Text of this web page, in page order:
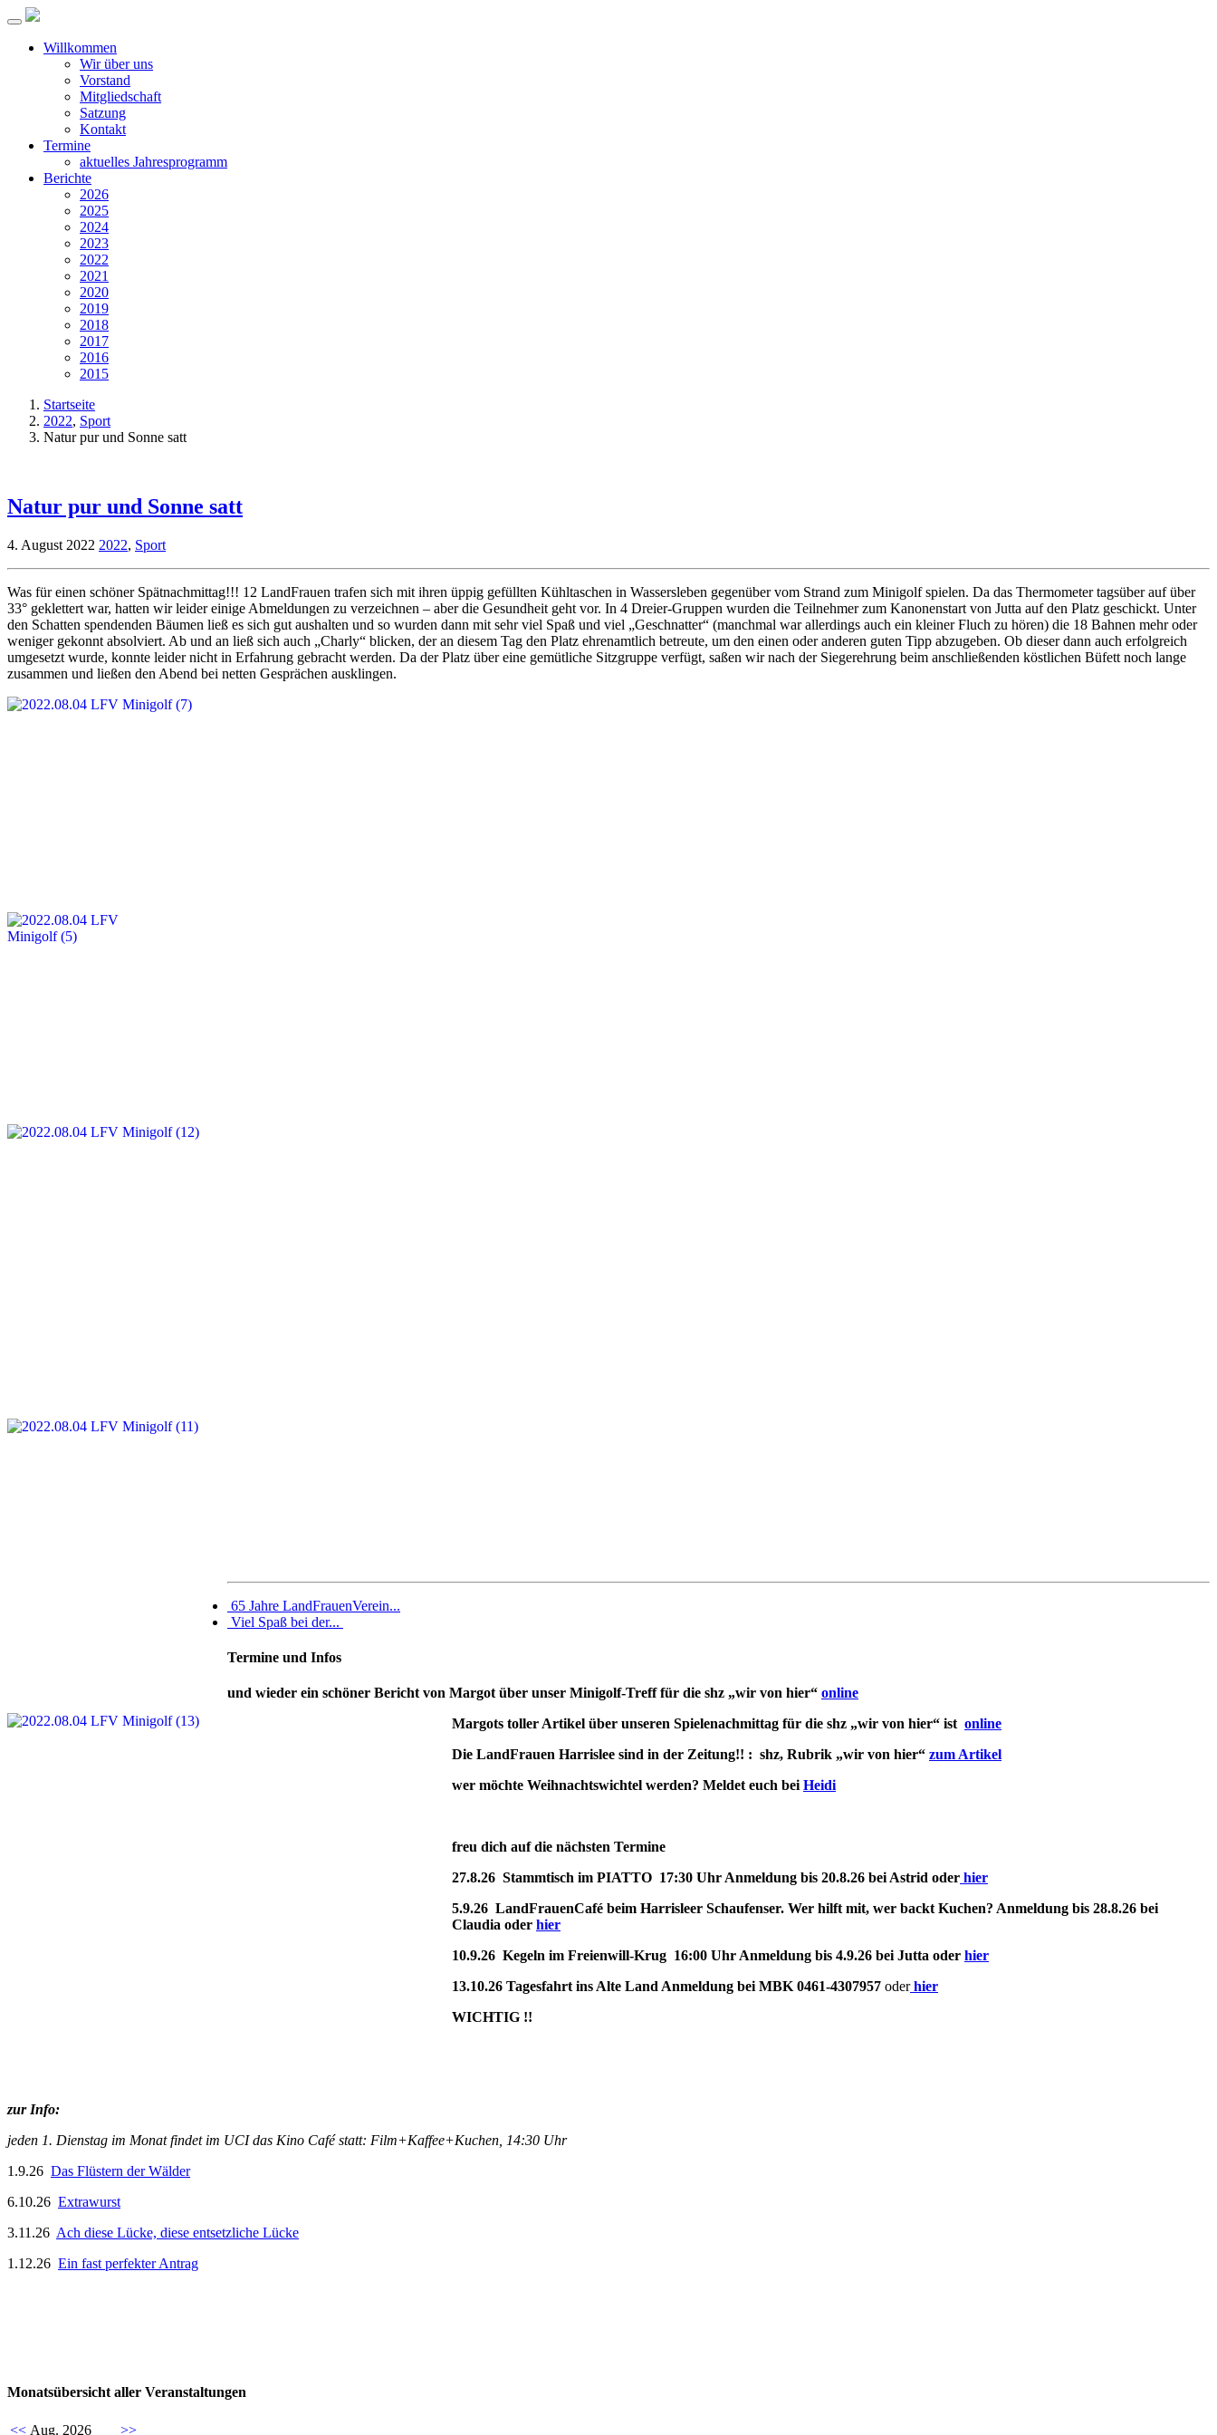
Willkommen
Wir über uns
Vorstand
Mitgliedschaft
Satzung
Kontakt
Termine
aktuelles Jahresprogramm
Berichte
2026
2025
2024
2023
2022
2021
2020
2019
2018
2017
2016
2015
Startseite
2022, Sport
Natur pur und Sonne satt
Natur pur und Sonne satt
4. August 2022 2022, Sport
Was für einen schöner Spätnachmittag!!! 12 LandFrauen trafen sich mit ihren üppig gefüllten Kühltaschen in Wassersleben gegenüber vom Strand zum Minigolf spielen. Da das Thermometer tagsüber auf über
33° geklettert war, hatten wir leider einige Abmeldungen zu verzeichnen – aber die Gesundheit geht vor. In 4 Dreier-Gruppen wurden die Teilnehmer zum Kanonenstart von Jutta auf den Platz geschickt. Unter
den Schatten spendenden Bäumen ließ es sich gut aushalten und so wurden dann mit sehr viel Spaß und viel „Geschnatter“ (manchmal war allerdings auch ein kleiner Fluch zu hören) die 18 Bahnen mehr oder
weniger gekonnt absolviert. Ab und an ließ sich auch „Charly“ blicken, der an diesem Tag den Platz ehrenamtlich betreute, um den einen oder anderen guten Tipp abzugeben. Ob dieser dann auch erfolgreich
umgesetzt wurde, konnte leider nicht in Erfahrung gebracht werden. Da der Platz über eine gemütliche Sitzgruppe verfügt, saßen wir nach der Siegerehrung beim anschließenden köstlichen Büfett noch lange
zusammen und ließen den Abend bei netten Gesprächen ausklingen.
65 Jahre LandFrauenVerein...
Viel Spaß bei der...
Termine und Infos
und wieder ein schöner Bericht von Margot über unser Minigolf-Treff für die shz „wir von hier“ online
Margots toller Artikel über unseren Spielenachmittag für die shz „wir von hier“ ist online
Die LandFrauen Harrislee sind in der Zeitung!! : shz, Rubrik „wir von hier“ zum Artikel
wer möchte Weihnachtswichtel werden? Meldet euch bei Heidi
freu dich auf die nächsten Termine
27.8.26 Stammtisch im PIATTO 17:30 Uhr Anmeldung bis 20.8.26 bei Astrid oder hier
5.9.26 LandFrauenCafé beim Harrisleer Schaufenser. Wer hilft mit, wer backt Kuchen? Anmeldung bis 28.8.26 bei
Claudia oder hier
10.9.26 Kegeln im Freienwill-Krug 16:00 Uhr Anmeldung bis 4.9.26 bei Jutta oder hier
13.10.26 Tagesfahrt ins Alte Land Anmeldung bei MBK 0461-4307957 oderhier
WICHTIG !!
zur Info:
jeden 1. Dienstag im Monat findet im UCI das Kino Café statt: Film+Kaffee+Kuchen, 14:30 Uhr
1.9.26 Das Flüstern der Wälder
6.10.26 Extrawurst
3.11.26 Ach diese Lücke, diese entsetzliche Lücke
1.12.26 Ein fast perfekter Antrag
Monatsübersicht aller Veranstaltungen
<< Aug. 2026 >>